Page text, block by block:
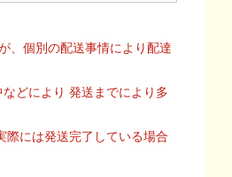
、個別の配送事情により配達
どにより 発送までにより多
際には発送完了している場合